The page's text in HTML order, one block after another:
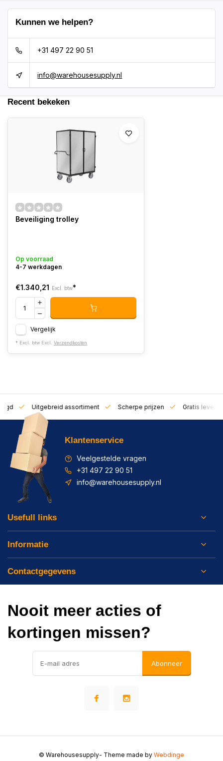
Kunnen we helpen?
+31 497 22 90 51
info@warehousesupply.nl
Recent bekeken
Beveiliging trolley
Op voorraad
4-7 werkdagen
€1.340,21 Excl. btw*
Vergelijk
* Excl. btw Excl. Verzendkosten
Uitgebreid assortiment Scherpe prijzen Gratis
Klantenservice
Veelgestelde vragen
+31 497 22 90 51
info@warehousesupply.nl
Usefull links
Informatie
Contactgegevens
Nooit meer acties of
kortingen missen?
Abonneer
© Warehousesupply- Theme made by Webdinge